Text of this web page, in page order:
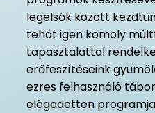
legelsők között
tehát igen komoly
tapasztalattal
erőfeszítéseink
ezres felhasználó
elégedetten